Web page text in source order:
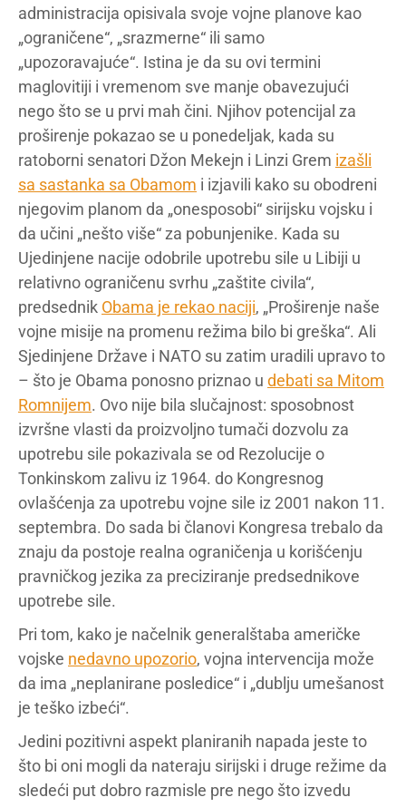
administracija opisivala svoje vojne planove kao
„ograničene“, „srazmerne“ ili samo
„upozoravajuće“. Istina je da su ovi termini
maglovitiji i vremenom sve manje obavezujući
nego što se u prvi mah čini. Njihov potencijal za
proširenje pokazao se u ponedeljak, kada su
ratoborni senatori Džon Mekejn i Linzi Grem izašli
sa sastanka sa Obamom i izjavili kako su obodreni
njegovim planom da „onesposobi“ sirijsku vojsku i
da učini „nešto više“ za pobunjenike. Kada su
Ujedinjene nacije odobrile upotrebu sile u Libiji u
relativno ograničenu svrhu „zaštite civila“,
predsednik Obama je rekao naciji, „Proširenje naše
vojne misije na promenu režima bilo bi greška“. Ali
Sjedinjene Države i NATO su zatim uradili upravo to
– što je Obama ponosno priznao u debati sa Mitom
Romnijem. Ovo nije bila slučajnost: sposobnost
izvršne vlasti da proizvoljno tumači dozvolu za
upotrebu sile pokazivala se od Rezolucije o
Tonkinskom zalivu iz 1964. do Kongresnog
ovlašćenja za upotrebu vojne sile iz 2001 nakon 11.
septembra. Do sada bi članovi Kongresa trebalo da
znaju da postoje realna ograničenja u korišćenju
pravničkog jezika za preciziranje predsednikove
upotrebe sile.
Pri tom, kako je načelnik generalštaba američke
vojske nedavno upozorio, vojna intervencija može
da ima „neplanirane posledice“ i „dublju umešanost
je teško izbeći“.
Jedini pozitivni aspekt planiranih napada jeste to
što bi oni mogli da nateraju sirijski i druge režime da
sledeći put dobro razmisle pre nego što izvedu